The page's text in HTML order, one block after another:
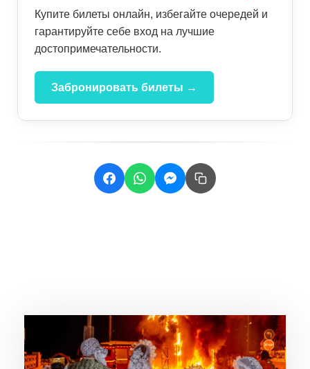
Купите билеты онлайн, избегайте очередей и
гарантируйте себе вход на лучшие
достопримечательности.
Забронировать билеты →